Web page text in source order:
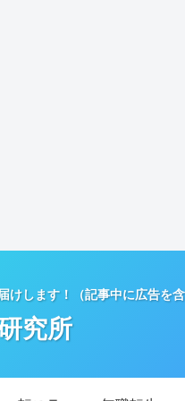
けします！（記事中に広告を
究所